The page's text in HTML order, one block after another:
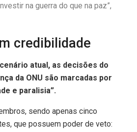
na guerra do que na paz”,
credibilidade
atual, as decisões do
da ONU são marcadas por
e paralisia”.
sendo apenas cinco
que possuem poder de veto: